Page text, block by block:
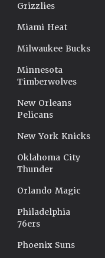
Grizzlies
Miami Heat
Milwaukee Bucks
Minnesota
Timberwolves
New Orleans
Pelicans
New York Knicks
Oklahoma City
Thunder
Orlando Magic
Philadelphia
76ers
Phoenix Suns